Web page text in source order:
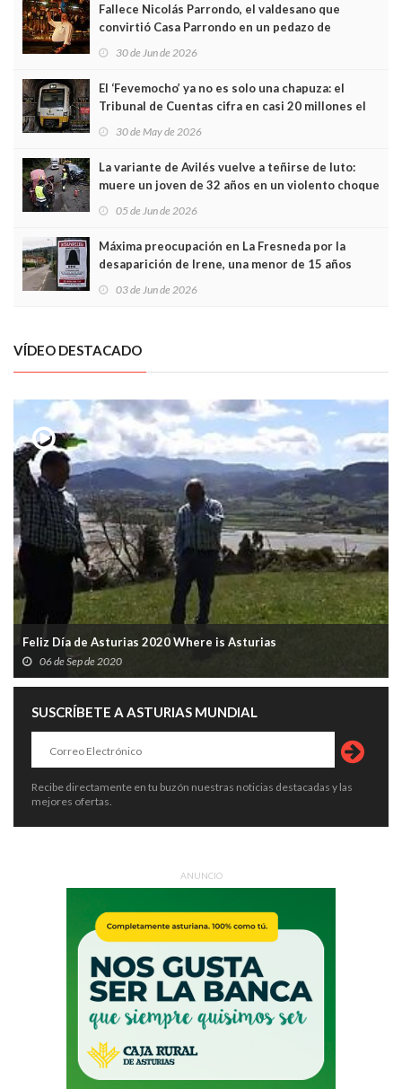
Fallece Nicolás Parrondo, el valdesano que
convirtió Casa Parrondo en un pedazo de
Asturias en Madrid
30 de Jun de 2026
El ‘Fevemocho’ ya no es solo una chapuza: el
Tribunal de Cuentas cifra en casi 20 millones el
sobrecoste de los trenes que no cabían por los
30 de May de 2026
La variante de Avilés vuelve a teñirse de luto:
muere un joven de 32 años en un violento choque
frontal
05 de Jun de 2026
Máxima preocupación en La Fresneda por la
desaparición de Irene, una menor de 15 años
03 de Jun de 2026
VÍDEO DESTACADO
Feliz Día de Asturias 2020 Where is Asturias
06 de Sep de 2020
SUSCRÍBETE A ASTURIAS MUNDIAL
Recibe directamente en tu buzón nuestras noticias destacadas y las
mejores ofertas.
ANUNCIO